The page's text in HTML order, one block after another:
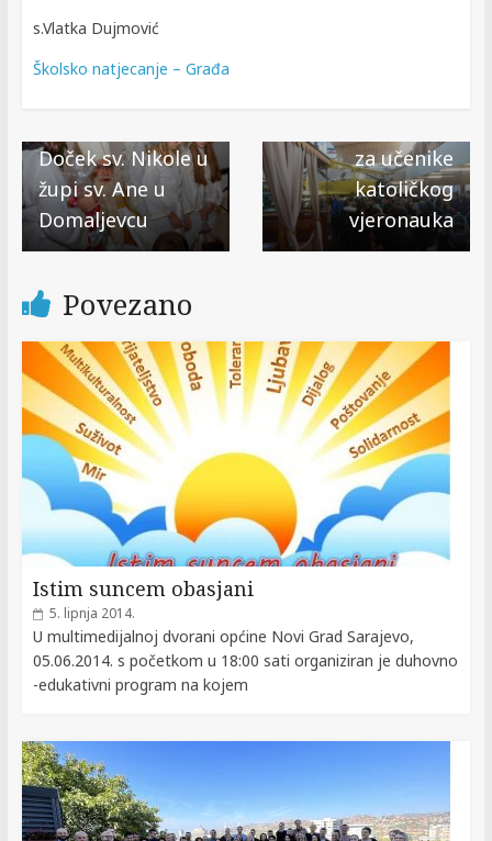
s.Vlatka Dujmović
Školsko natjecanje – Građa
Doček sv. Nikole u
župi sv. Ane u
Domaljevcu
za učenike
katoličkog
vjeronauka
Povezano
Istim suncem obasjani
5. lipnja 2014.
U multimedijalnoj dvorani općine Novi Grad Sarajevo,
05.06.2014. s početkom u 18:00 sati organiziran je duhovno
-edukativni program na kojem